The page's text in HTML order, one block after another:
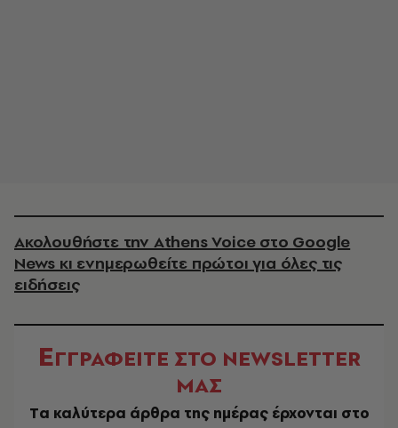
Ακολουθήστε την Athens Voice στο Google
News κι ενημερωθείτε πρώτοι για όλες τις
ειδήσεις
ΕΓΓΡΑΦΕΙΤΕ ΣΤΟ NEWSLETTER
ΜΑΣ
Tα καλύτερα άρθρα της ημέρας έρχονται στο